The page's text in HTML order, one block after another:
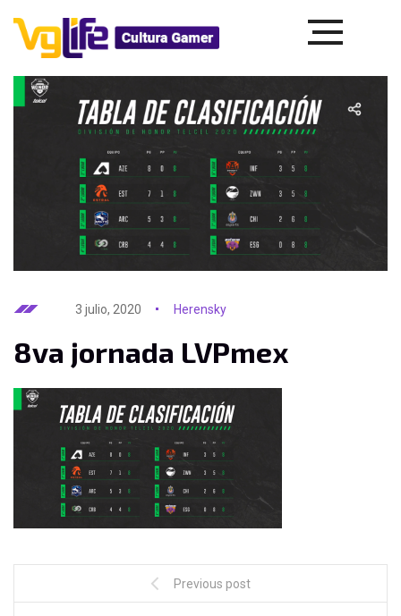
3 julio, 2020 Herensky
8va jornada LVPmex
Previous post